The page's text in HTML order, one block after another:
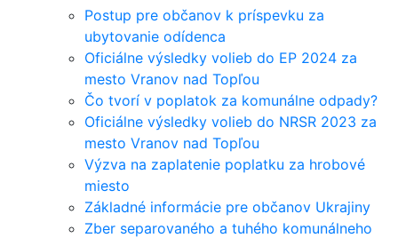
Postup pre občanov k príspevku za
ubytovanie odídenca
Oficiálne výsledky volieb do EP 2024 za
mesto Vranov nad Topľou
Čo tvorí v poplatok za komunálne odpady?
Oficiálne výsledky volieb do NRSR 2023 za
mesto Vranov nad Topľou
Výzva na zaplatenie poplatku za hrobové
miesto
Základné informácie pre občanov Ukrajiny
Zber separovaného a tuhého komunálneho